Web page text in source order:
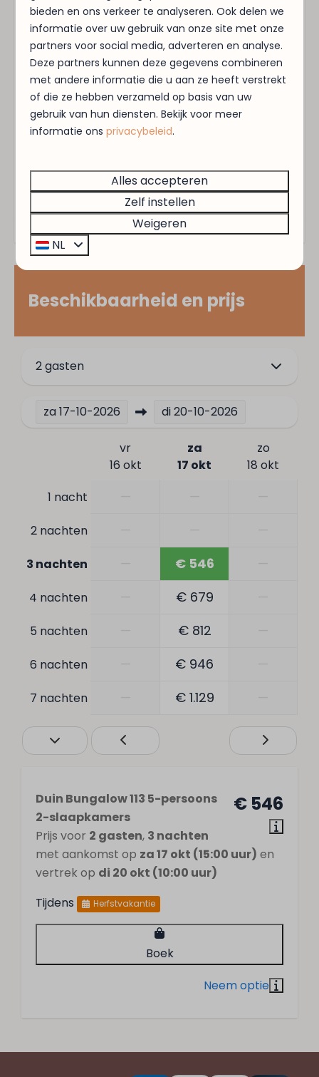
Flatscreen TV
Wifi
Buiten
Omheinde tuin
Tuin
Veiligheid
Brandblusser
Rookmelder
Ligging
Dichtbij het strand
Vrijstaand
Rustige ligging
Verdieping: 1
Huisdieren
Huisdiervrij
Noordhollands Duinreservaat. In het
Noordhollands Duinreservaat kunt u heerlijke
fietstochten maken. Ook voor de wandelaars zijn
er prachtige wandelingen te maken door het
gevarieerde landschap wat de duinen ons bieden.
De foto's van de objecten kunnen onderling
verschillen. Als u het wenst kunt u op de kaart
Energielabel:
Beschikbaarheid en prijs
2 gasten
za17-10-2026 di20-10-2026
vr
16 okt
za
17 okt
zo
18 okt
1 nacht
2 nachten
3 nachten € 546
4 nachten € 679
5 nachten € 812
6 nachten € 946
7 nachten € 1.129
€ 546
Duin Bungalow 113 5-persoons
2-slaapkamers
Prijs voor 2 gasten, 3 nachten
met aankomst op za 17 okt (15:00 uur) en
vertrek op di 20 okt (10:00 uur)
Tijdens
Herfstvakantie
Boek
bieden en ons verkeer te analyseren. Ook delen we
informatie over uw gebruik van onze site met onze
partners voor social media, adverteren en analyse.
Deze partners kunnen deze gegevens combineren
met andere informatie die u aan ze heeft verstrekt
of die ze hebben verzameld op basis van uw
gebruik van hun diensten. Bekijk voor meer
informatie onsprivacybeleid.
Alles accepteren
Zelf instellen
Weigeren
NL